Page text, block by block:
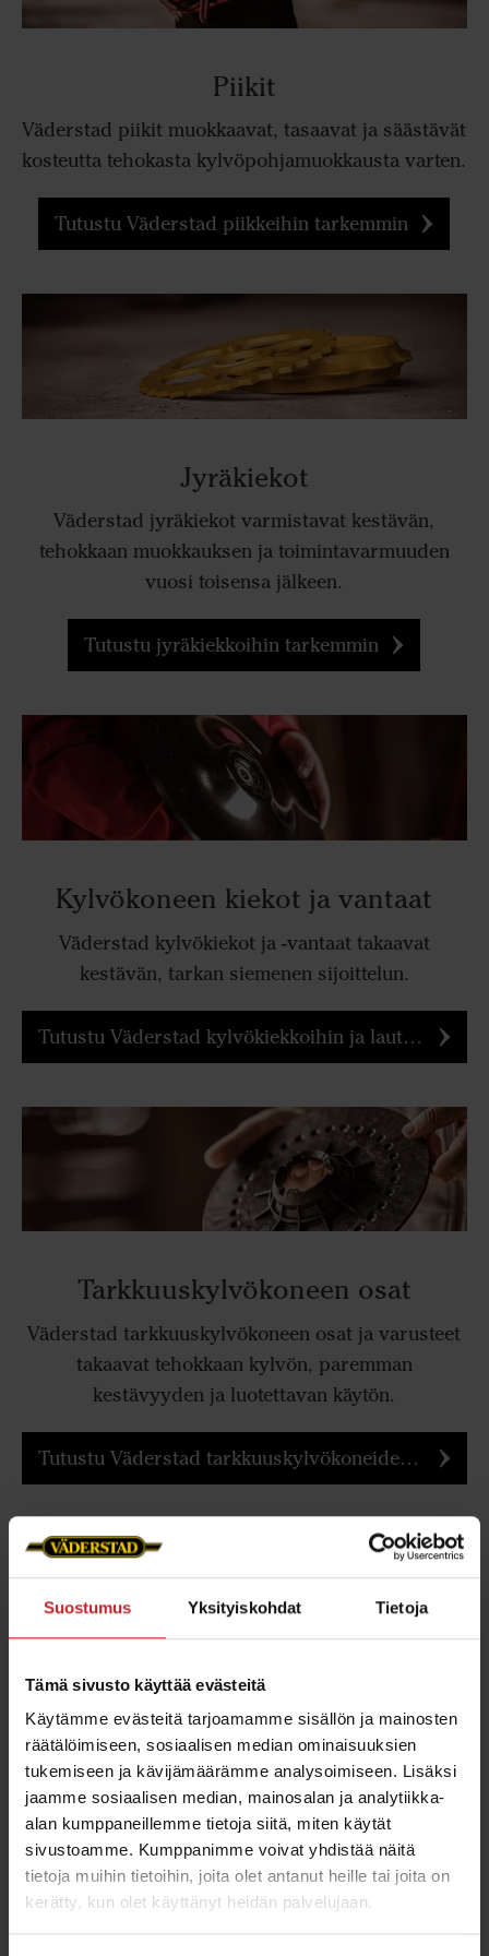
Suostumus Yksityiskohdat Tietoja
Tämä sivusto käyttää evästeitä
Käytämme evästeitä tarjoamamme sisällön ja mainosten
räätälöimiseen, sosiaalisen median ominaisuuksien
tukemiseen ja kävijämäärämme analysoimiseen. Lisäksi
jaamme sosiaalisen median, mainosalan ja analytiikka-
alan kumppaneillemme tietoja siitä, miten käytät
sivustoamme. Kumppanimme voivat yhdistää näitä
tietoja muihin tietoihin, joita olet antanut heille tai joita on
kerätty, kun olet käyttänyt heidän palvelujaan.
Piikit
Väderstad piikit muokkaavat, tasaavat ja säästävät
kosteutta tehokasta kylvöpohjamuokkausta varten.
Tutustu Väderstad piikkeihin tarkemmin
Jyräkiekot
Väderstad jyräkiekot varmistavat kestävän,
tehokkaan muokkauksen ja toimintavarmuuden
vuosi toisensa jälkeen.
Tutustu jyräkiekkoihin tarkemmin
Kylvökoneen kiekot ja vantaat
Väderstad kylvökiekot ja -vantaat takaavat
kestävän, tarkan siemenen sijoittelun.
Tutustu Väderstad kylvökiekkoihin ja lautasiin tarkemmin
Tarkkuuskylvökoneen osat
Väderstad tarkkuuskylvökoneen osat ja varusteet
takaavat tehokkaan kylvön, paremman
kestävyyden ja luotettavan käytön.
Tutustu Väderstad tarkkuuskylvökoneiden osiin ja varusteisiin tarkemmin
Lisävarusteet
Tutustu varusteisiin, jotka on suunniteltu
lisäämään tarkkuutta ja parantamaan työtuloksia
kaikissa olosuhteissa.
Tutustu Väderstad varusteisiin tarkemmin